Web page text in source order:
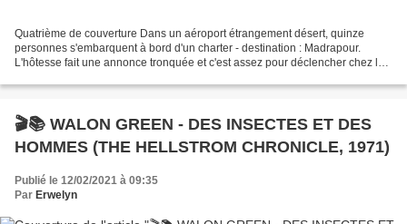
Quatrième de couverture Dans un aéroport étrangement désert, quinze
personnes s'embarquent à bord d'un charter - destination : Madrapour.
L'hôtesse fait une annonce tronquée et c'est assez pour déclencher chez les
🎬📚 WALON GREEN - DES INSECTES ET DES
HOMMES (THE HELLSTROM CHRONICLE, 1971)
Publié le 12/02/2021 à 09:35
Par Erwelyn